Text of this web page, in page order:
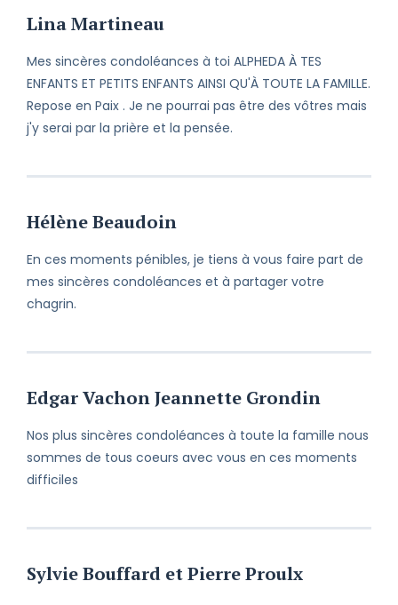
Lina Martineau
Mes sincères condoléances à toi ALPHEDA À TES
ENFANTS ET PETITS ENFANTS AINSI QU'À TOUTE LA FAMILLE.
Repose en Paix . Je ne pourrai pas être des vôtres mais
j'y serai par la prière et la pensée.
Hélène Beaudoin
En ces moments pénibles, je tiens à vous faire part de
mes sincères condoléances et à partager votre
chagrin.
Edgar Vachon Jeannette Grondin
Nos plus sincères condoléances à toute la famille nous
sommes de tous coeurs avec vous en ces moments
difficiles
Sylvie Bouffard et Pierre Proulx